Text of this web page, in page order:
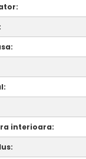
interioara: